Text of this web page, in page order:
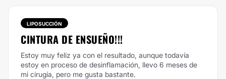
LIPOSUCCIÓN
CINTURA DE ENSUEÑO!!!
Estoy muy feliz ya con el resultado, aunque todavía
estoy en proceso de desinflamación, llevo 6 meses de
mi cirugía, pero me gusta bastante.